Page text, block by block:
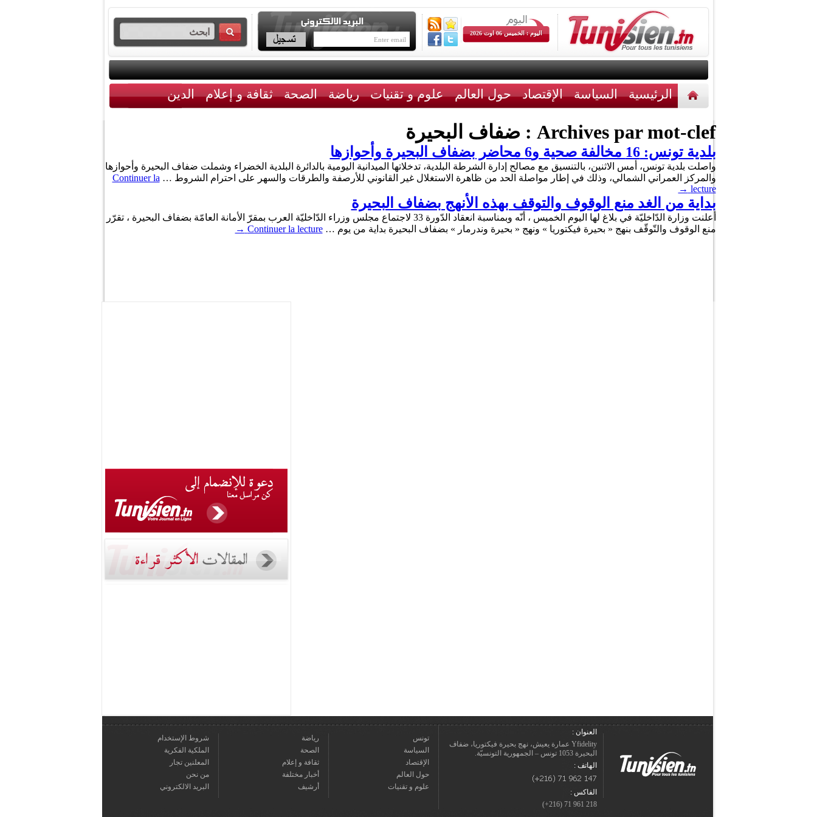
اليوم : الخميس 06 اوت 2026
الرئيسية السياسة الإقتصاد حول العالم علوم و تقنيات رياضة الصحة ثقافة و إعلام الدين
أخبار مختلفة
Archives par mot-clef : ضفاف البحيرة
بلدية تونس: 16 مخالفة صحية و6 محاضر بضفاف البحيرة وأحوازها
واصلت بلدية تونس، أمس الاثنين، بالتنسيق مع مصالح إدارة الشرطة البلدية، تدخلاتها الميدانية اليومية بالدائرة البلدية الخضراء وشملت ضفاف البحيرة وأحوازها
والمركز العمراني الشمالي، وذلك في إطار مواصلة الحد من ظاهرة الاستغلال غير القانوني للأرصفة والطرقات والسهر على احترام الشروط … Continuer la
lecture
→
بداية من الغد منع الوقوف والتوقف بهذه الأنهج بضفاف البحيرة
أعلنت وزارة الدّاخليّة في بلاغ لها اليوم الخميس ، أنّه وبمناسبة انعقاد الدّورة 33 لاجتماع مجلس وزراء الدّاخليّة العرب بمقرّ الأمانة العامّة بضفاف البحيرة ، تقرّر
منع الوقوف والتّوقّف بنهج « بحيرة فيكتوريا » ونهج « بحيرة وندرمار » بضفاف البحيرة بداية من يوم …Continuer la lecture
→
العنوان :
Yfidelity عمارة يعيش، نهج بحيرة فيكتوريا، ضفاف
البحيرة 1053 تونس – الجمهورية التونسيّة.
الهاتف :
الفاكس :
218 961 71 (216+)
تونس
السياسة
الإقتصاد
حول العالم
علوم و تقنيات
رياضة
الصحة
ثقافة و إعلام
أخبار مختلفة
أرشيف
شروط الإستخدام
الملكية الفكرية
المعلنين تجار
من نحن
البريد الالكتروني